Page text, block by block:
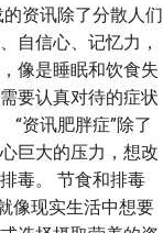
资讯除了分散人们
自信心、记忆力，
像是睡眠和饮食失
要认真对待的症状
“资讯肥胖症”除了
巨大的压力，想改
毒。 节食和排毒
像现实生活中想要